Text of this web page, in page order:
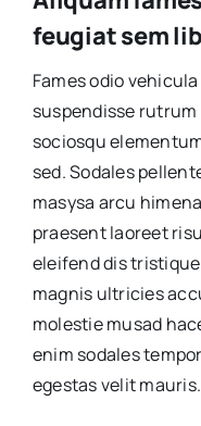
feugiat sem
Fames odio
suspendisse
sociosqu
sed. Sodales
masysa arcu
praesent laoreet
eleifend dis
magnis ultricies
molestie musad
enim sodales
egestas velit mauris.